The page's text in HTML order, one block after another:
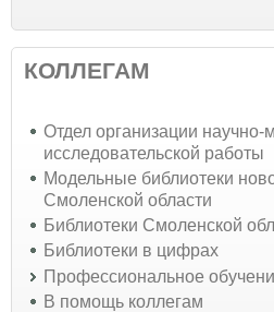
КОЛЛЕГАМ
Отдел организации научно-
исследовательской работы
Модельные библиотеки
Смоленской области
Библиотеки Смоленской
Библиотеки в цифрах
Профессиональное
В помощь коллегам